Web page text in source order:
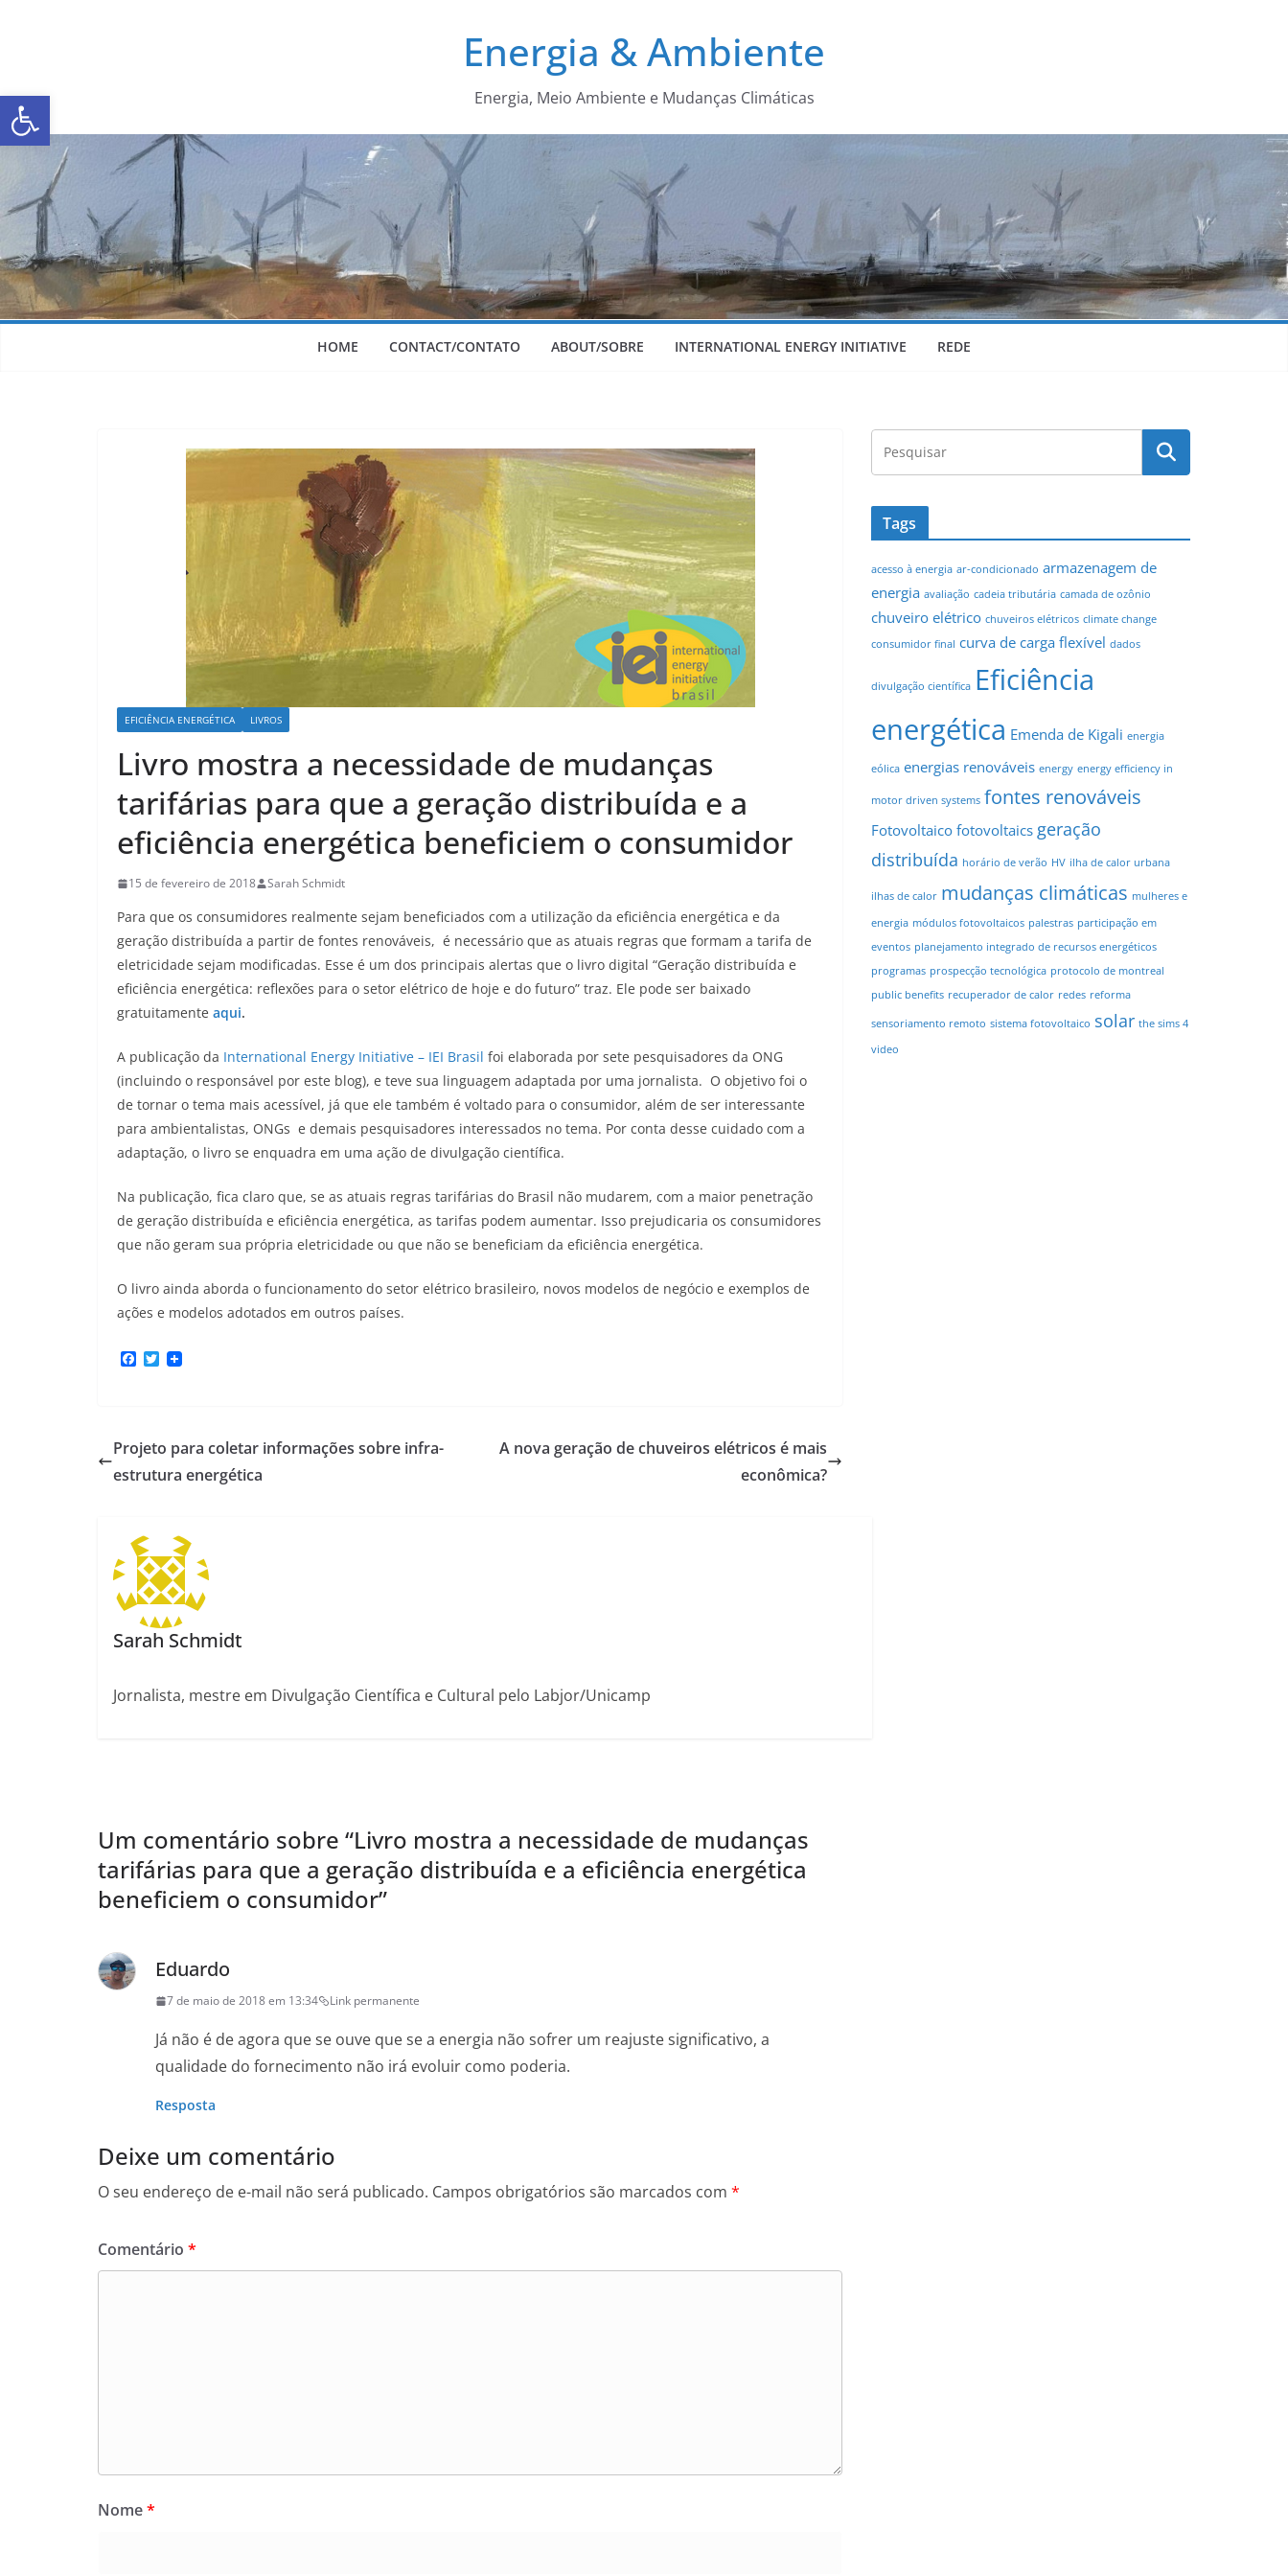
Abrir a barra de ferramentas
Energia & Ambiente
Energia, Meio Ambiente e Mudanças Climáticas
HOME CONTACT/CONTATO ABOUT/SOBRE INTERNATIONAL ENERGY INITIATIVE REDE
EFICIÊNCIA ENERGÉTICA LIVROS
Livro mostra a necessidade de mudanças
tarifárias para que a geração distribuída e a
eficiência energética beneficiem o consumidor
15 de fevereiro de 2018 Sarah Schmidt
Para que os consumidores realmente sejam beneficiados com a utilização da eficiência energética e da
geração distribuída a partir de fontes renováveis, é necessário que as atuais regras que formam a tarifa de
eletricidade sejam modificadas. Esse é um dos principais alertas que o livro digital “Geração distribuída e
eficiência energética: reflexões para o setor elétrico de hoje e do futuro” traz. Ele pode ser baixado
gratuitamente aqui.
A publicação da International Energy Initiative – IEI Brasil foi elaborada por sete pesquisadores da ONG
(incluindo o responsável por este blog), e teve sua linguagem adaptada por uma jornalista. O objetivo foi o
de tornar o tema mais acessível, já que ele também é voltado para o consumidor, além de ser interessante
para ambientalistas, ONGs e demais pesquisadores interessados no tema. Por conta desse cuidado com a
adaptação, o livro se enquadra em uma ação de divulgação científica.
Na publicação, fica claro que, se as atuais regras tarifárias do Brasil não mudarem, com a maior penetração
de geração distribuída e eficiência energética, as tarifas podem aumentar. Isso prejudicaria os consumidores
que não geram sua própria eletricidade ou que não se beneficiam da eficiência energética.
O livro ainda aborda o funcionamento do setor elétrico brasileiro, novos modelos de negócio e exemplos de
ações e modelos adotados em outros países.
o
T
r
Projeto para coletar informações sobre infra-
estrutura energética
A nova geração de chuveiros elétricos é mais
econômica?
Sarah Schmidt
Jornalista, mestre em Divulgação Científica e Cultural pelo Labjor/Unicamp
Um comentário sobre “Livro mostra a necessidade de mudanças
tarifárias para que a geração distribuída e a eficiência energética
beneficiem o consumidor”
Eduardo
7 de maio de 2018 em 13:34 Link permanente
Já não é de agora que se ouve que se a energia não sofrer um reajuste significativo, a
qualidade do fornecimento não irá evoluir como poderia.
Resposta
Deixe um comentário
O seu endereço de e-mail não será publicado. Campos obrigatórios são marcados com *
Comentário *
Nome*
Tags
acesso à energia ar-condicionado armazenagem de
energia avaliação cadeia tributária camada de ozônio
chuveiro elétrico chuveiros elétricos climate change
consumidor final curva de carga flexível dados
divulgação científica Eficiência
energética Emenda de Kigali energia
eólica energias renováveis energy energy efficiency in
motor driven systems fontes renováveis
Fotovoltaico fotovoltaics geração
distribuída horário de verão HV ilha de calor urbana
ilhas de calor mudanças climáticas mulheres e
energia módulos fotovoltaicos palestras participação em
eventos planejamento integrado de recursos energéticos
programas prospecção tecnológica protocolo de montreal
public benefits recuperador de calor redes reforma
sensoriamento remoto sistema fotovoltaico solar the sims 4
video